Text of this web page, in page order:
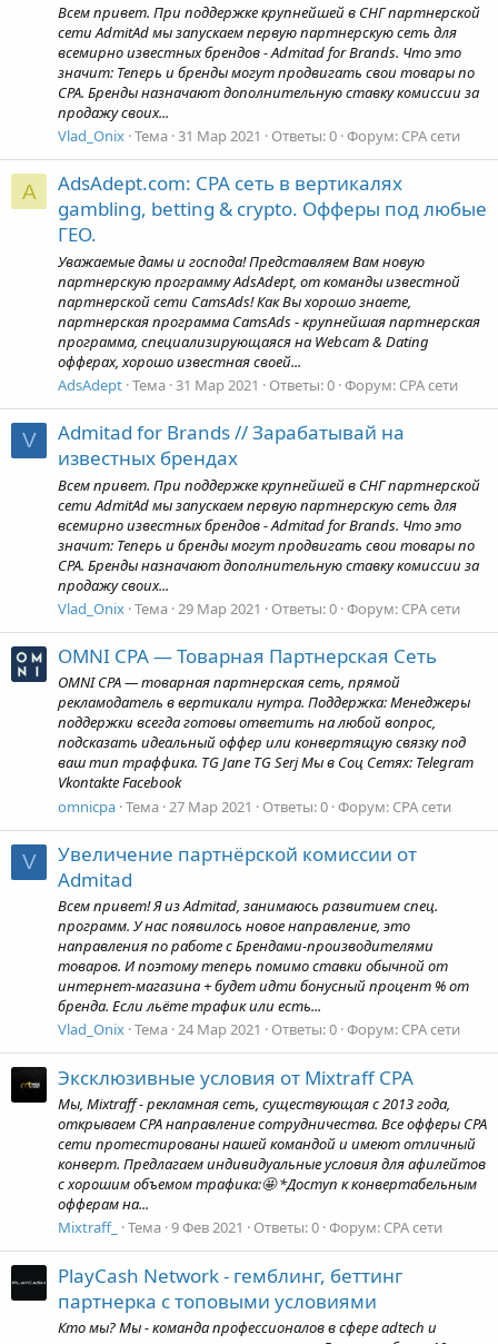
Всем привет. При поддержке крупнейшей в СНГ партнерской
сети AdmitAd мы запускаем первую партнерскую сеть для
всемирно известных брендов - Admitad for Brands. Что это
значит: Теперь и бренды могут продвигать свои товары по
CPA. Бренды назначают дополнительную ставку комиссии за
продажу своих...
Vlad_Onix Тема 31 Мар 2021 Ответы: 0 Форум: CPA сети
A
AdsAdept.com: CPA сеть в вертикалях
gambling, betting & crypto. Офферы под любые
ГЕО.
Уважаемые дамы и господа! Представляем Вам новую
партнерскую программу AdsAdept, от команды известной
партнерской сети CamsAds! Как Вы хорошо знаете,
партнерская программа CamsAds - крупнейшая партнерская
программа, специализирующаяся на Webcam & Dating
офферах, хорошо известная своей...
AdsAdept Тема 31 Мар 2021 Ответы: 0 Форум: CPA сети
V
Admitad for Brands // Зарабатывай на
известных брендах
Всем привет. При поддержке крупнейшей в СНГ партнерской
сети AdmitAd мы запускаем первую партнерскую сеть для
всемирно известных брендов - Admitad for Brands. Что это
значит: Теперь и бренды могут продвигать свои товары по
CPA. Бренды назначают дополнительную ставку комиссии за
продажу своих...
Vlad_Onix Тема 29 Мар 2021 Ответы: 0 Форум: CPA сети
OMNI CPA — Товарная Партнерская Сеть
OMNI CPA — товарная партнерская сеть, прямой
рекламодатель в вертикали нутра. Поддержка: Менеджеры
поддержки всегда готовы ответить на любой вопрос,
подсказать идеальный оффер или конвертящую связку под
ваш тип траффика. TG Jane TG Serj Мы в Соц Сетях: Telegram
Vkontakte Facebook
omnicpa Тема 27 Мар 2021 Ответы: 0 Форум: CPA сети
V
Увеличение партнёрской комиссии от
Admitad
Всем привет! Я из Admitad, занимаюсь развитием спец.
программ. У нас появилось новое направление, это
направления по работе с Брендами-производителями
товаров. И поэтому теперь помимо ставки обычной от
интернет-магазина + будет идти бонусный процент % от
бренда. Если льёте трафик или есть...
Vlad_Onix Тема 24 Мар 2021 Ответы: 0 Форум: CPA сети
Эксклюзивные условия от Mixtraff CPA
Мы, Mixtraff - рекламная сеть, существующая с 2013 года,
открываем CPA направление сотрудничества. Все офферы CPA
сети протестированы нашей командой и имеют отличный
конверт. Предлагаем индивидуальные условия для афилейтов
с хорошим объемом трафика:🤩 *Доступ к конвертабельным
офферам на...
Mixtraff_
Тема 9 Фев 2021 Ответы: 0 Форум: CPA сети
PlayCash Network - гемблинг, беттинг
партнерка с топовыми условиями
Кто мы? Мы - команда профессионалов в сфере adtech и